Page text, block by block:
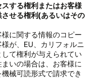
する権利またはお客様
せる権利(あるいはその
に関する情報のコピー
が、EU、カリフォルニ
て権利が与えられてい
いの場合は、お客様に
械可読形式で請求でき